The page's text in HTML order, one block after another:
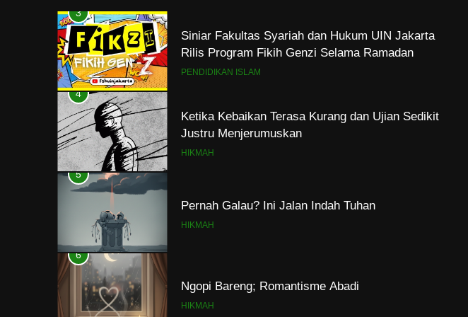
3
Siniar Fakultas Syariah dan Hukum UIN Jakarta
Rilis Program Fikih Genzi Selama Ramadan
PENDIDIKAN ISLAM
4
Ketika Kebaikan Terasa Kurang dan Ujian Sedikit
Justru Menjerumuskan
HIKMAH
5
Pernah Galau? Ini Jalan Indah Tuhan
HIKMAH
6
Ngopi Bareng; Romantisme Abadi
HIKMAH